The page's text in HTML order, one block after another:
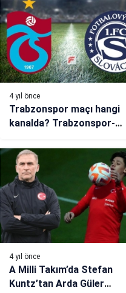
4 yıl önce
Trabzonspor maçı hangi
kanalda? Trabzonspor-
saat kaçta, hangi kanalda
canlı yayınlanacak?
4 yıl önce
A Milli Takım’da Stefan
Kuntz’tan Arda Güler